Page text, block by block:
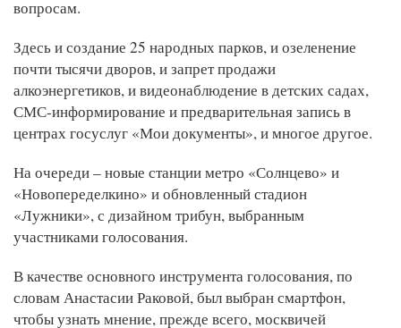
вопросам.
Здесь и создание 25 народных парков, и озеленение
почти тысячи дворов, и запрет продажи
алкоэнергетиков, и видеонаблюдение в детских садах,
СМС-информирование и предварительная запись в
центрах госуслуг «Мои документы», и многое другое.
На очереди – новые станции метро «Солнцево» и
«Новопеределкино» и обновленный стадион
«Лужники», с дизайном трибун, выбранным
участниками голосования.
В качестве основного инструмента голосования, по
словам Анастасии Раковой, был выбран смартфон,
чтобы узнать мнение, прежде всего, москвичей